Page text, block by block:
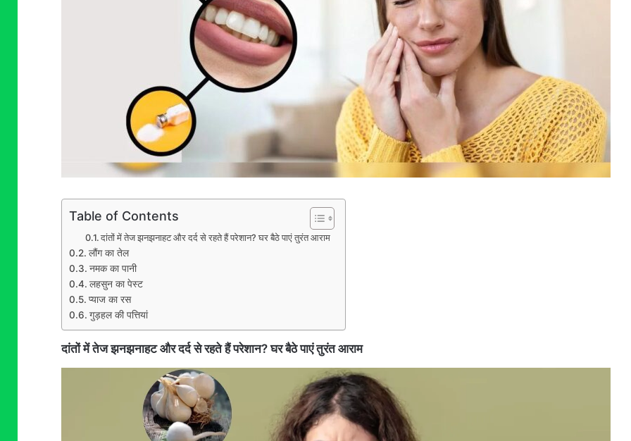
Table of Contents
दांतों में तेज झनझनाहट और दर्द से रहते हैं परेशान? घर बैठे पाएं तुरंत आराम
लौंग का तेल
नमक का पानी
लहसुन का पेस्ट
प्याज का रस
गुड़हल की पत्तियां
दांतों में तेज झनझनाहट और दर्द से रहते हैं परेशान? घर बैठे पाएं तुरंत आराम